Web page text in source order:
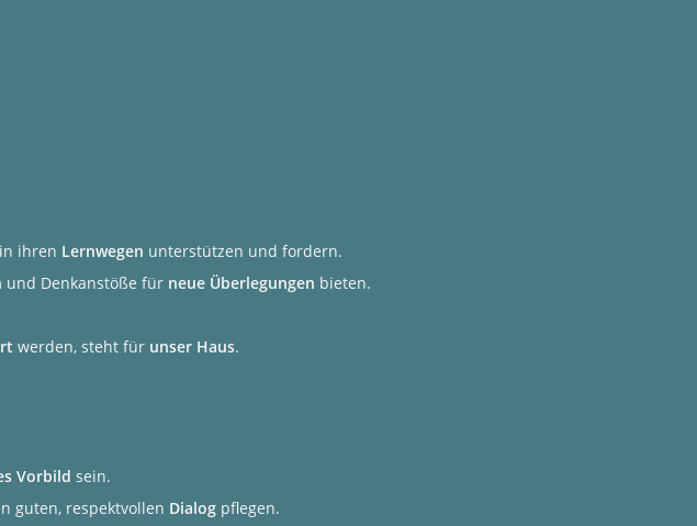
ihren Lernwegen unterstützen und fordern.
und Denkanstöße für neue Überlegungen bieten.
werden, steht für unser Haus.
Vorbild sein.
guten, respektvollen Dialog pflegen.